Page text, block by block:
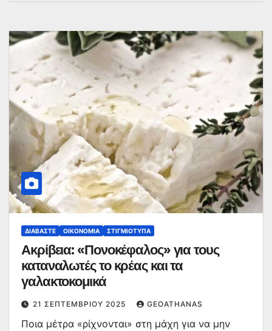
ΔΙΑΒΆΣΤΕ ΟΙΚΟΝΟΜΊΑ ΣΤΙΓΜΙΌΤΥΠΑ
Ακρίβεια: «Πονοκέφαλος» για τους
καταναλωτές το κρέας και τα
γαλακτοκομικά
21 ΣΕΠΤΕΜΒΡΊΟΥ 2025 GEOATHANAS
Ποια μέτρα «ρίχνονται» στη μάχη για να μην